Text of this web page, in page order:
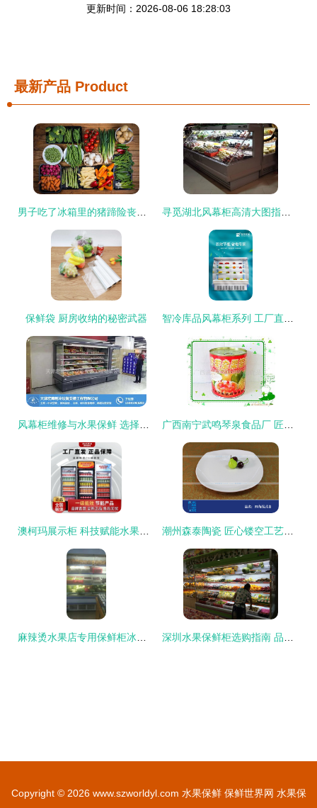
更新时间：2026-08-06 18:28:03
最新产品 Product
保鲜袋 厨房收纳的秘密武器
Copyright © 2026 www.szworldyl.com 水果保鲜 保鲜世界网 水果保